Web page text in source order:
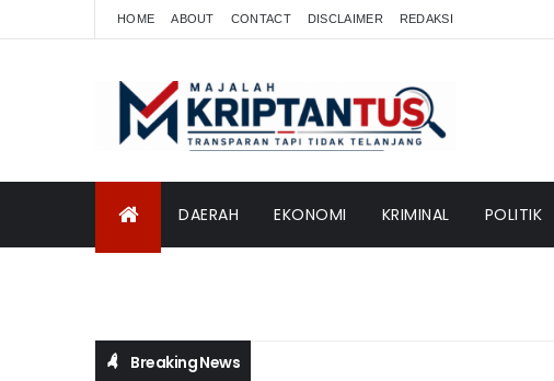
HOME ABOUT CONTACT DISCLAIMER REDAKSI
DAERAH EKONOMI KRIMINAL POLITIK
Breaking News